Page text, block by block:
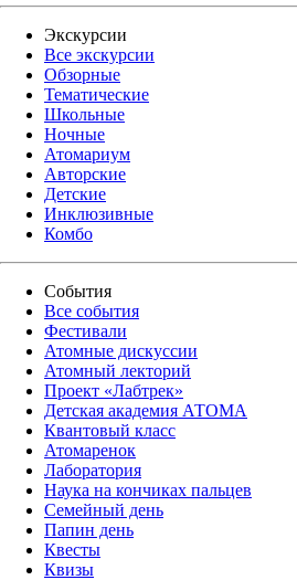
Экскурсии
Все экскурсии
Обзорные
Тематические
Школьные
Ночные
Атомариум
Авторские
Детские
Инклюзивные
Комбо
События
Все события
Фестивали
Атомные дискуссии
Атомный лекторий
Проект «Лабтрек»
Детская академия АТОМА
Квантовый класс
Атомаренок
Лаборатория
Наука на кончиках пальцев
Семейный день
Папин день
Квесты
Квизы